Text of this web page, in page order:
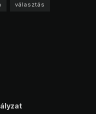
választás